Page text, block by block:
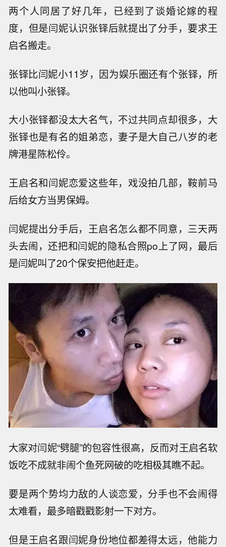
两个人同居了好几年，已经到了谈婚论嫁的程
度，但是闫妮认识张铎后就提出了分手，要求王
启名搬走。
张铎比闫妮小11岁，因为娱乐圈还有个张铎，所
以他叫小张铎。
大小张铎都没太大名气，不过共同点却很多，大
张铎也是有名的姐弟恋，妻子是大自己八岁的老
牌港星陈松伶。
王启名和闫妮恋爱这些年，戏没拍几部，鞍前马
后给女方当男保姆。
闫妮提出分手后，王启名怎么都不同意，三天两
头去闹，还把和闫妮的隐私合照po上了网，最后
是闫妮叫了20个保安把他赶走。
大家对闫妮“劈腿”的包容性很高，反而对王启名软
饭吃不成就非闹个鱼死网破的吃相极其瞧不起。
要是两个势均力敌的人谈恋爱，分手也不会闹得
太难看，最多暗戳戳影射一下对方。
但是王启名跟闫妮身份地位都差得太远，他能力